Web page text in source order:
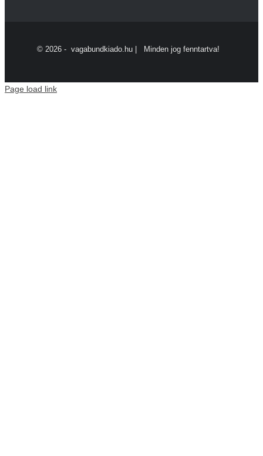
© 2026 - vagabundkiado.hu | Minden jog fenntartva!
Page load link